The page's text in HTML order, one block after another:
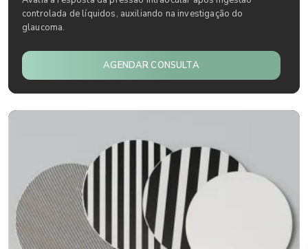
controlada de líquidos, auxiliando na investigação do
glaucoma.
AGENDAR CONSULTA